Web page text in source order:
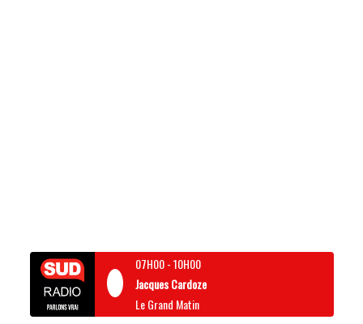
07H00-10H00
Jacques Cardoze
Le Grand Matin